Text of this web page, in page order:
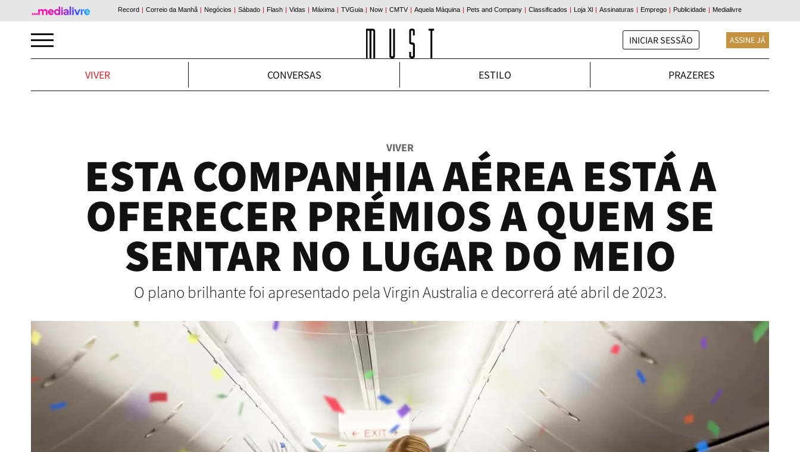
INICIAR SESSÃO ASSINE JÁ
VIVER CONVERSAS ESTILO PRAZERES
VIVER
ESTA COMPANHIA AÉREA ESTÁ A
OFERECER PRÉMIOS A QUEM SE
SENTAR NO LUGAR DO MEIO
O plano brilhante foi apresentado pela Virgin Australia e decorrerá até abril de 2023.